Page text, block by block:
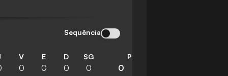
Sequência
V E D SG P
0 0 0 0
0